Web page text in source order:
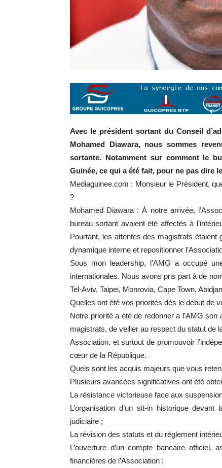
Avec le président sortant du Conseil
Mohamed Diawara, nous sommes
sortante. Notamment sur comment le
Guinée, ce qui a été fait, pour ne pas dire
Mediaguinee.com : Monsieur le Président,
?
Mohamed Diawara : À notre arrivée,
bureau sortant avaient été affectés à
Pourtant, les attentes des magistrats étaient
dynamique interne et repositionner
Sous mon leadership, l’AMG a occupé
internationales. Nous avons pris part à de
Tel-Aviv, Taipei, Monrovia, Cape Town,
Quelles ont été vos priorités dès le début de
Notre priorité a été de redonner à l’AMG
magistrats, de veiller au respect du statut de
Association, et surtout de promouvoir
cœur de la République.
Quels sont les acquis majeurs que vous
Plusieurs avancées significatives ont été
La résistance victorieuse face aux
L’organisation d’un sit-in historique
judiciaire ;
La révision des statuts et du règlement
L’ouverture d’un compte bancaire
financières de l’Association ;